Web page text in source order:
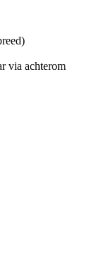
via achterom